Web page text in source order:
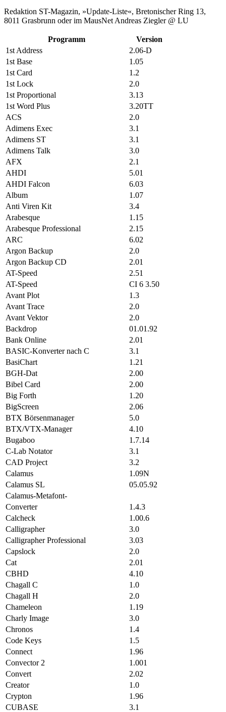
Redaktion ST-Magazin, »Update-Liste«, Bretonischer Ring 13,
8011 Grasbrunn oder im MausNet Andreas Ziegler @ LU
Programm
Version
1st Address
2.06-D
1st Base
1.05
1st Card
1.2
1st Lock
2.0
1st Proportional
3.13
1st Word Plus
3.20TT
ACS
2.0
Adimens Exec
3.1
Adimens ST
3.1
Adimens Talk
3.0
AFX
2.1
AHDI
5.01
AHDI Falcon
6.03
Album
1.07
Anti Viren Kit
3.4
Arabesque
1.15
Arabesque Professional
2.15
ARC
6.02
Argon Backup
2.0
Argon Backup CD
2.01
AT-Speed
2.51
AT-Speed
CI 6 3.50
Avant Plot
1.3
Avant Trace
2.0
Avant Vektor
2.0
Backdrop
01.01.92
Bank Online
2.01
BASIC-Konverter nach C
3.1
BasiChart
1.21
BGH-Dat
2.00
Bibel Card
2.00
Big Forth
1.20
BigScreen
2.06
BTX Börsenmanager
5.0
BTX/VTX-Manager
4.10
Bugaboo
1.7.14
C-Lab Notator
3.1
CAD Project
3.2
Calamus
1.09N
Calamus SL
05.05.92
Calamus-Metafont-
Converter
1.4.3
Calcheck
1.00.6
Calligrapher
3.0
Calligrapher Professional
3.03
Capslock
2.0
Cat
2.01
CBHD
4.10
Chagall C
1.0
Chagall H
2.0
Chameleon
1.19
Charly Image
3.0
Chronos
1.4
Code Keys
1.5
Connect
1.96
Convector 2
1.001
Convert
2.02
Creator
1.0
Crypton
1.96
CUBASE
3.1